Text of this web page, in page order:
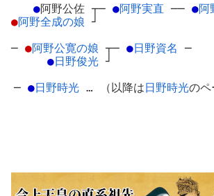
●阿野公佐 ┬
●阿野全成の娘 ┘
─ ●阿野実直 ── ●阿
─ ●阿野公寛の娘 ┬
●日野俊光 ┘
─ ●日野資名 ─
─ ●日野時光 … （以降は 日野時光のペ